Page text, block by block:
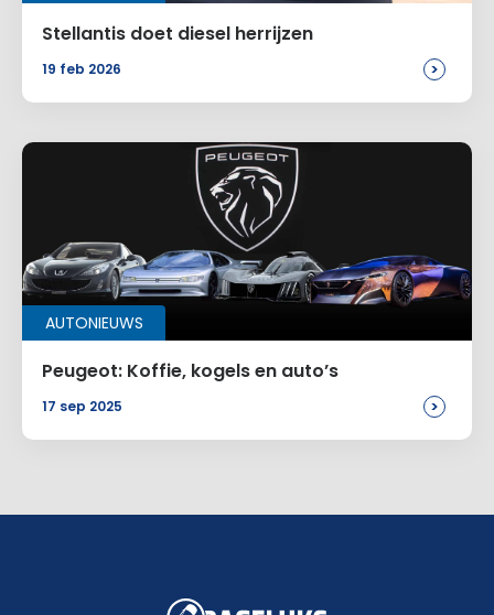
Stellantis doet diesel herrijzen
19 feb 2026 >
AUTONIEUWS
Peugeot: Koffie, kogels en auto’s
17 sep 2025 >